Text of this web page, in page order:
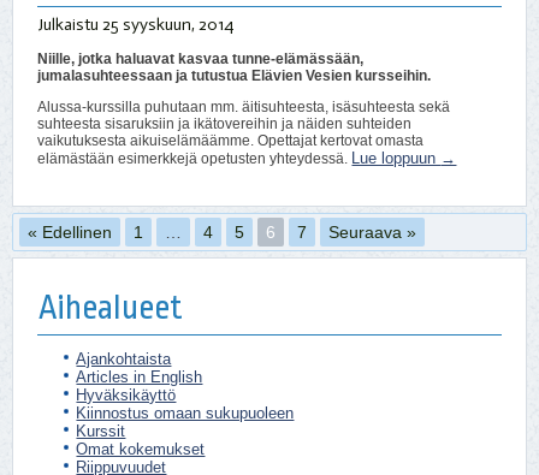
Julkaistu25 syyskuun, 2014
Niille, jotka haluavat kasvaa tunne-elämässään,
jumalasuhteessaan ja tutustua Elävien Vesien kursseihin.
Alussa-kurssilla puhutaan mm. äitisuhteesta, isäsuhteesta sekä
suhteesta sisaruksiin ja ikätovereihin ja näiden suhteiden
vaikutuksesta aikuiselämäämme. Opettajat kertovat omasta
elämästään esimerkkejä opetusten yhteydessä. Lue loppuun →
« Edellinen 1 4 5 6 7 Seuraava »
Aihealueet
Ajankohtaista
Articles in English
Hyväksikäyttö
Kiinnostus omaan sukupuoleen
Kurssit
Omat kokemukset
Riippuvuudet